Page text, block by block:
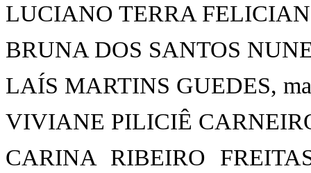
LUCIANO TERRA
BRUNA DOS SANTOS
LAÍS MARTINS GUEDES,
VIVIANE PILICIÊ
CARINA RIBEIRO